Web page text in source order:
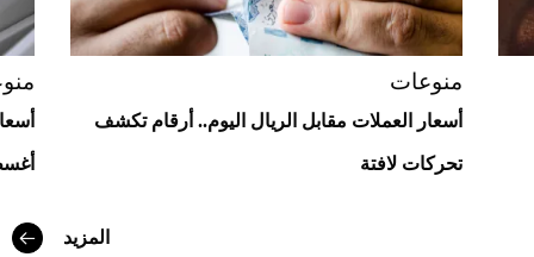
أفضل تدريج للشعر الطويل لإطلالة جريئة وعصرية
منوعات
أسعار العملات مقابل الريال اليوم.. أرقام تكشف
تحركات لافتة
المزيد